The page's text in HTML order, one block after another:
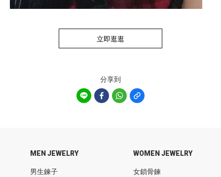
立即逛逛
分享到
MEN JEWELRY
男生鍊子
WOMEN JEWELRY
女鎖骨鍊